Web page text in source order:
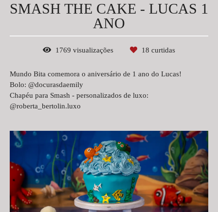
SMASH THE CAKE - LUCAS 1
ANO
1769 visualizações 18 curtidas
Mundo Bita comemora o aniversário de 1 ano do Lucas!
Bolo: @docurasdaemily
Chapéu para Smash - personalizados de luxo:
@roberta_bertolin.luxo